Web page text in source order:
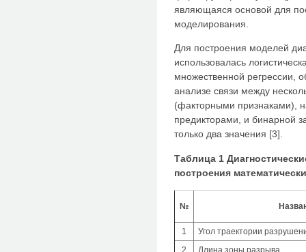
являющаяся основой для
моделирования.
Для построения моделей
использовалась
множественной регрессии,
анализе связи между
(факторными признаками),
предикторами, и бинарной
только два значения [3].
Таблица 1
построения
№
1
Угол траектории